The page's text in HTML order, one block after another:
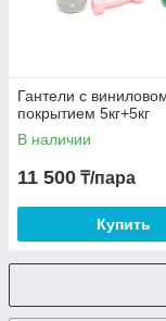
Гантели с
покрытием 5кг+5кг
В наличии
11 500 ₸/пара
Купить